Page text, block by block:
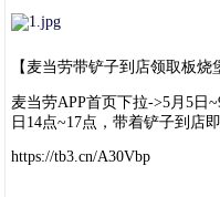
【麦当劳带铲子到店领取板烧
麦当劳APP首页下拉->5月5日
日14点~17点，带着铲子到店
https://tb3.cn/A30Vbp